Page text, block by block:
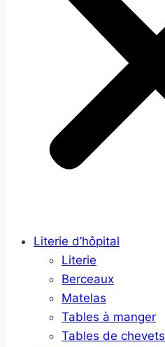
Literie d’hôpital
Literie
Berceaux
Matelas
Tables à manger
Tables de chevets